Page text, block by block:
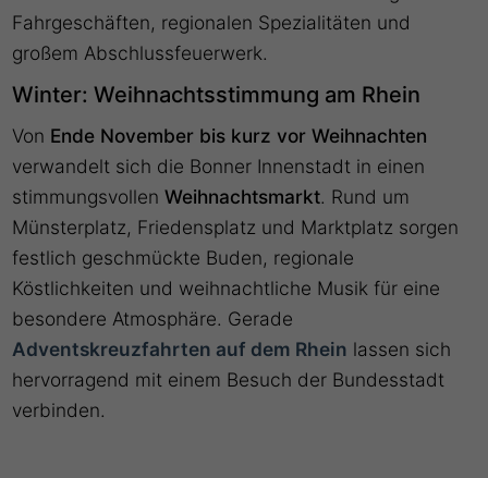
Fahrgeschäften, regionalen Spezialitäten und
großem Abschlussfeuerwerk.
Winter: Weihnachtsstimmung am Rhein
Von Ende November bis kurz vor Weihnachten
verwandelt sich die Bonner Innenstadt in einen
stimmungsvollenWeihnachtsmarkt. Rund um
Münsterplatz, Friedensplatz und Marktplatz sorgen
festlich geschmückte Buden, regionale
Köstlichkeiten und weihnachtliche Musik für eine
besondere Atmosphäre. Gerade
Adventskreuzfahrten auf dem Rhein lassen sich
hervorragend mit einem Besuch der Bundesstadt
verbinden.